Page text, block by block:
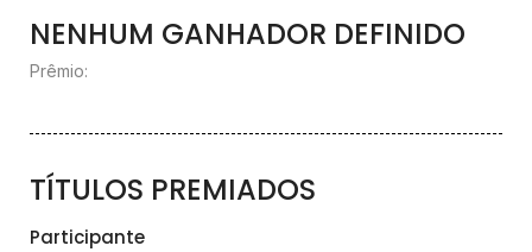
NENHUM GANHADOR DEFINIDO
Prêmio:
TÍTULOS PREMIADOS
Participante